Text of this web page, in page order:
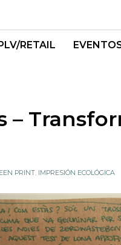
RETAIL
–
PRINT, IMPRESIÓN ECOLÓGICA